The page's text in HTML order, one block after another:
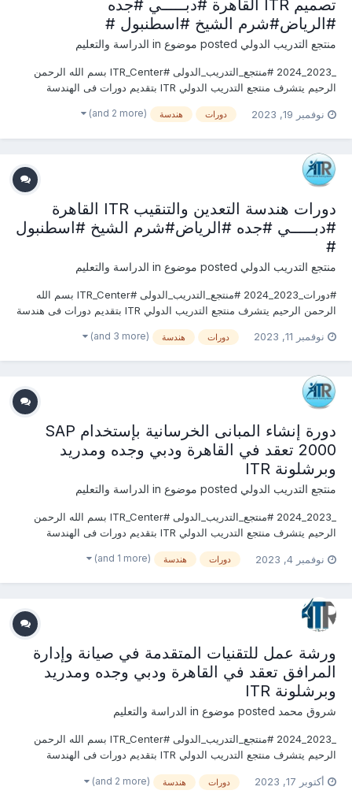
تصميم ITR القاهرة #دبـــــي #جده
#الرياض#شرم الشيخ #اسطنبول #
منتجع التدريب الدولي الدراسة والتعليم
_2023_2024 #منتجع_التدريب_الدولى #ITR_Center بسم الله الرحمن
الرحيم يتشرف منتجع التدريب الدولي ITR بتقديم دورات فى الهندسة
يمكنكم التسجيل او الاستفسارعلى الدورة الان ............................
نوفمبر 19, 2023 دورات هندسة (and 2 more)
دورات هندسة التعدين والتنقيب ITR القاهرة
#دبـــــي #جده #الرياض#شرم الشيخ #اسطنبول
#
منتجع التدريب الدولي الدراسة والتعليم
#دورات_2023_2024 #منتجع_التدريب_الدولى #ITR_Center بسم الله
الرحمن الرحيم يتشرف منتجع التدريب الدولي ITR بتقديم دورات فى هندسة
التسجيل او الاستفسارعلى الدورة الان ............................
نوفمبر 11, 2023 دورات هندسة (and 3 more)
دورة إنشاء المبانى الخرسانية بإستخدام SAP
2000 تعقد في القاهرة ودبي وجده ومدريد
وبرشلونة ITR
منتجع التدريب الدولي الدراسة والتعليم
_2023_2024 #منتجع_التدريب_الدولى #ITR_Center بسم الله الرحمن
الرحيم يتشرف منتجع التدريب الدولي ITR بتقديم دورات فى الهندسة
يمكنكم التسجيل او الاستفسارعلى الدورة الان ............................
نوفمبر 4, 2023 دورات هندسة (and 1 more)
ورشة عمل للتقنيات المتقدمة في صيانة وإدارة
المرافق تعقد في القاهرة ودبي وجده ومدريد
وبرشلونة ITR
شروق محمد الدراسة والتعليم
_2023_2024 #منتجع_التدريب_الدولى #ITR_Center بسم الله الرحمن
الرحيم يتشرف منتجع التدريب الدولي ITR بتقديم دورات فى الهندسة
يمكنكم التسجيل او الاستفسارعلى الدورة الان ............................
أكتوبر 17, 2023 دورات هندسة (and 2 more)